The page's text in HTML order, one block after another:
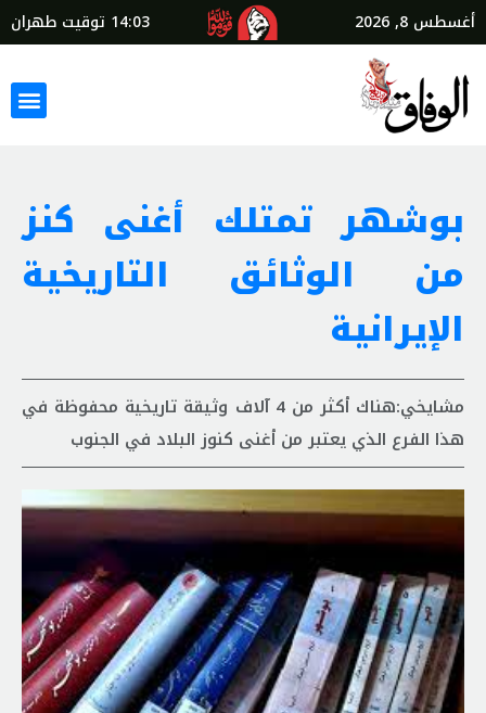
أغسطس 8, 2026 14:03 توقيت طهران
بوشهر تمتلك أغنى كنز
من الوثائق التاريخية
الإيرانية
مشايخي:هناك أكثر من 4 آلاف وثيقة تاريخية محفوظة في
هذا الفرع الذي يعتبر من أغنى كنوز البلاد في الجنوب